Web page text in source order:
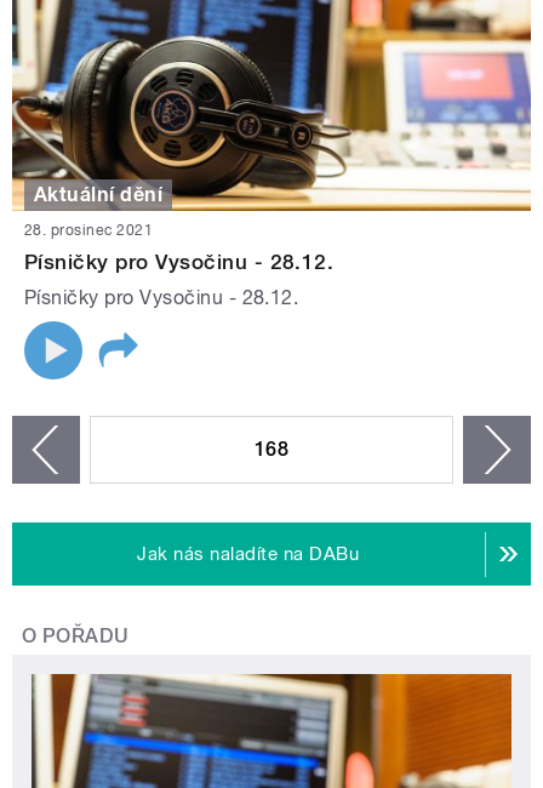
Aktuální dění
28. prosinec 2021
Písničky pro Vysočinu - 28.12.
Písničky pro Vysočinu - 28.12.
168
Jak nás naladíte na DABu
O POŘADU